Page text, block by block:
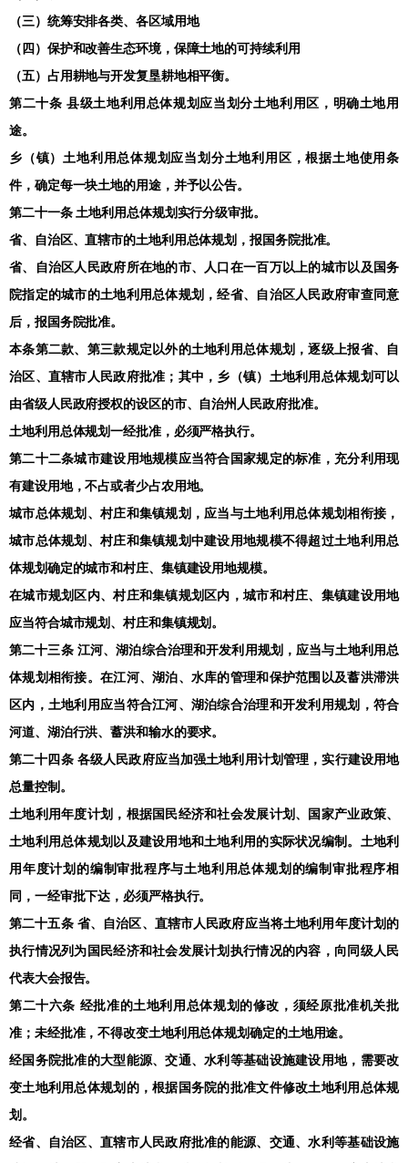
（三）统筹安排各类、各区域用地
（四）保护和改善生态环境，保障土地的可持续利用
（五）占用耕地与开发复垦耕地相平衡。
第二十条 县级土地利用总体规划应当划分土地利用区，明确土地用
途。
乡（镇）土地利用总体规划应当划分土地利用区，根据土地使用条
件，确定每一块土地的用途，并予以公告。
第二十一条 土地利用总体规划实行分级审批。
省、自治区、直辖市的土地利用总体规划，报国务院批准。
省、自治区人民政府所在地的市、人口在一百万以上的城市以及国务
院指定的城市的土地利用总体规划，经省、自治区人民政府审查同意
后，报国务院批准。
本条第二款、第三款规定以外的土地利用总体规划，逐级上报省、自
治区、直辖市人民政府批准；其中，乡（镇）土地利用总体规划可以
由省级人民政府授权的设区的市、自治州人民政府批准。
土地利用总体规划一经批准，必须严格执行。
第二十二条城市建设用地规模应当符合国家规定的标准，充分利用现
有建设用地，不占或者少占农用地。
城市总体规划、村庄和集镇规划，应当与土地利用总体规划相衔接，
城市总体规划、村庄和集镇规划中建设用地规模不得超过土地利用总
体规划确定的城市和村庄、集镇建设用地规模。
在城市规划区内、村庄和集镇规划区内，城市和村庄、集镇建设用地
应当符合城市规划、村庄和集镇规划。
第二十三条 江河、湖泊综合治理和开发利用规划，应当与土地利用总
体规划相衔接。在江河、湖泊、水库的管理和保护范围以及蓄洪滞洪
区内，土地利用应当符合江河、湖泊综合治理和开发利用规划，符合
河道、湖泊行洪、蓄洪和输水的要求。
第二十四条 各级人民政府应当加强土地利用计划管理，实行建设用地
总量控制。
土地利用年度计划，根据国民经济和社会发展计划、国家产业政策、
土地利用总体规划以及建设用地和土地利用的实际状况编制。土地利
用年度计划的编制审批程序与土地利用总体规划的编制审批程序相
同，一经审批下达，必须严格执行。
第二十五条 省、自治区、直辖市人民政府应当将土地利用年度计划的
执行情况列为国民经济和社会发展计划执行情况的内容，向同级人民
代表大会报告。
第二十六条 经批准的土地利用总体规划的修改，须经原批准机关批
准；未经批准，不得改变土地利用总体规划确定的土地用途。
经国务院批准的大型能源、交通、水利等基础设施建设用地，需要改
变土地利用总体规划的，根据国务院的批准文件修改土地利用总体规
划。
经省、自治区、直辖市人民政府批准的能源、交通、水利等基础设施